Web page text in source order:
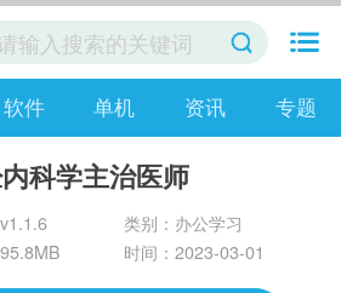
软件 单机 资讯 专题
科学主治医师
类别：办公学习
时间：2023-03-01